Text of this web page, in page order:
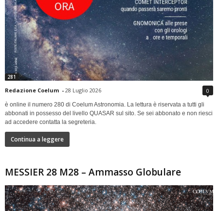
281
Redazione Coelum - 28 Luglio 2026 0
è online il numero 280 di Coelum Astronomia. La lettura è riservata a tutti gli
abbonati in possesso del livello QUASAR sul sito. Se sei abbonato e non riesci
ad accedere contatta la segreteria.
Continua a leggere
MESSIER 28 M28 – Ammasso Globulare